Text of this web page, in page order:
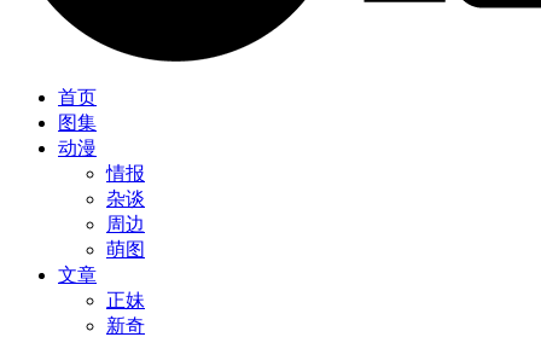
首页
图集
动漫
情报
杂谈
周边
萌图
文章
正妹
新奇